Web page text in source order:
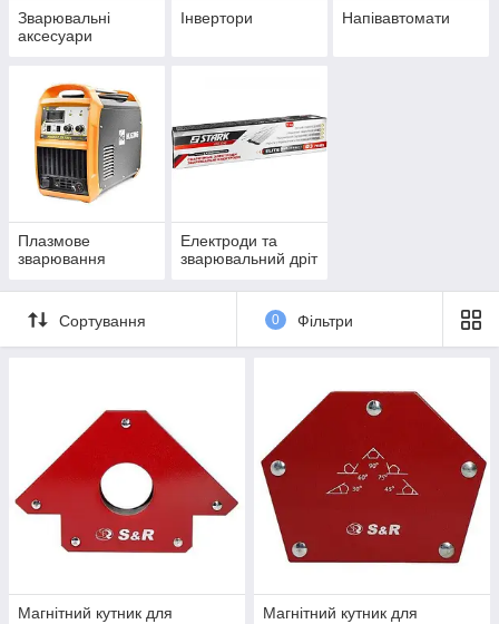
Зварювальні
аксесуари
Інвертори Напівавтомати
Плазмове
зварювання
Електроди та
зварювальний дріт
Сортування 0 Фільтри
Магнітний кутник для
Магнітний кутник для